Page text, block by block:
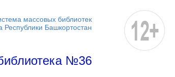
массовых библиотек
Республики Башкортостан
№36